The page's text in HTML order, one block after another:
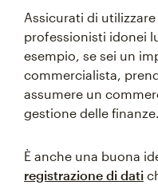
Assicurati di
professionisti idonei
esempio, se sei un
commercialista,
assumere un
gestione delle finanze.
È anche una buona
registrazione di dati